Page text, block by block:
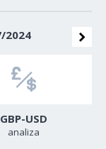
2024
GBP-USD
analiza